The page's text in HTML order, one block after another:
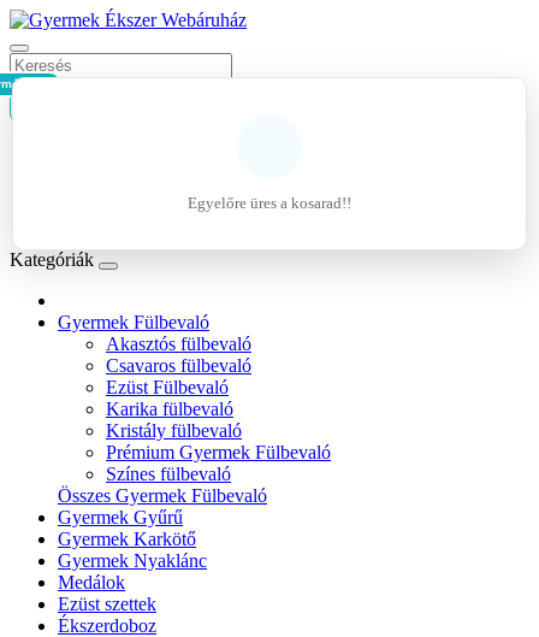
- 0Ft
Egyelőre üres a kosarad!!
Kategóriák
Gyermek Fülbevaló
Akasztós fülbevaló
Csavaros fülbevaló
Ezüst Fülbevaló
Karika fülbevaló
Kristály fülbevaló
Prémium Gyermek Fülbevaló
Színes fülbevaló
Összes Gyermek Fülbevaló
Gyermek Gyűrű
Gyermek Karkötő
Gyermek Nyaklánc
Medálok
Ezüst szettek
Ékszerdoboz